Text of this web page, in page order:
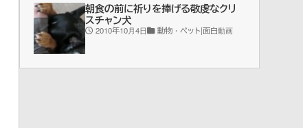
朝食の前に祈りを捧げる敬虔なクリ
スチャン犬
2010年10月4日 動物・ペット|面白動画